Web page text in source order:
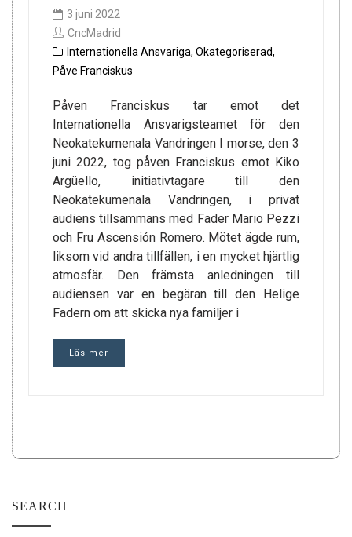
3 juni 2022
CncMadrid
Internationella Ansvariga, Okategoriserad,
Påve Franciskus
Påven Franciskus tar emot det
Internationella Ansvarigsteamet för den
Neokatekumenala Vandringen I morse, den 3
juni 2022, tog påven Franciskus emot Kiko
Argüello, initiativtagare till den
Neokatekumenala Vandringen, i privat
audiens tillsammans med Fader Mario Pezzi
och Fru Ascensión Romero. Mötet ägde rum,
liksom vid andra tillfällen, i en mycket hjärtlig
atmosfär. Den främsta anledningen till
audiensen var en begäran till den Helige
Fadern om att skicka nya familjer i
Läs mer
SEARCH